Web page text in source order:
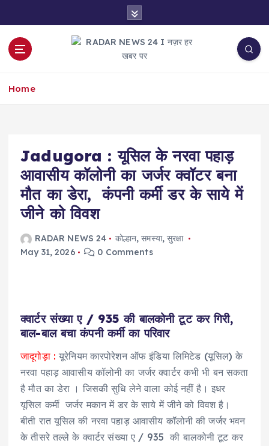
o
Home
Jadugora : यूसिल के नरवा पहाड़
आवासीय कॉलोनी का जर्जर क्वॉटर बना
मौत का डेरा, कंपनी कर्मी डर के साये में
जीने को विवश
RADAR NEWS 24 कोल्हान,समस्या,सुरक्षा
May 31, 2026
0 Comments
क्वार्टर संख्या ए / 935 की बालकोनी टूट कर गिरी,
बाल-बाल बचा कंपनी कर्मी का परिवार
जादूगोड़ा : यूरेनियम कारपोरेशन ऑफ इंडिया लिमिटेड (यूसिल) के
नरवा पहाड़ आवासीय कॉलोनी का जर्जर क्वार्टर कभी भी बन सकता
है मौत का डेरा । जिसकी सुधि लेने वाला कोई नहीं है। इधर
यूसिल कर्मी जर्जर मकान में डर के साये में जीने को विवश है।
बीती रात यूसिल की नरवा पहाड़ आवासीय कॉलोनी की जर्जर भवन
के तीसरे तल्ले के क्वार्टर संख्या ए / 935 की बालकोनी टूट कर